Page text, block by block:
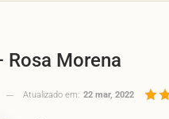
Rosa Morena
Atualizado em: 22 mar, 2022